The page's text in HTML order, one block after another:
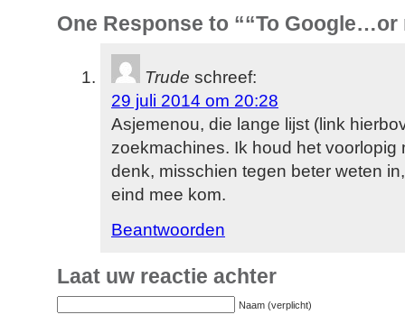
One Response to ““To Google…or
Trude schreef:
29 juli 2014 om 20:28
Asjemenou, die lange lijst (link
zoekmachines. Ik houd het voorlopig
denk, misschien tegen beter weten
eind mee kom.
Beantwoorden
Laat uw reactie achter
Naam (verplicht)